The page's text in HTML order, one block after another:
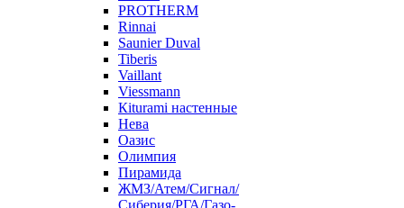
PROTHERM
Rinnai
Saunier Duval
Tiberis
Vaillant
Viessmann
Кiturami настенные
Нева
Оазис
Олимпия
Пирамида
ЖМЗ/Атем/Сигнал/
Сиберия/РГА/Газо-